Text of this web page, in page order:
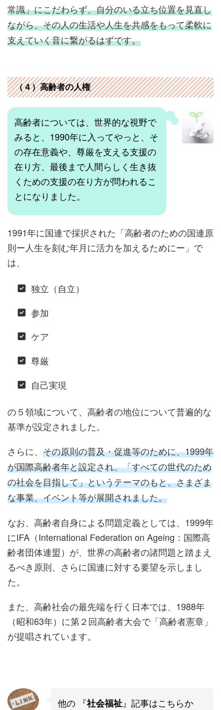
常識」にこだわらず、自分のいる立ち位置を見直し
ながら、その人の生活や人生を共感をもって柔軟に
支えていく音に繋がるはずです。
（４）高齢者の人権
高齢者については、世界的な視野で
みると、1990年に入ってやっと、そ
の存在意義や、尊厳を支える支援の
在り方、最後まで人間らしく生き抜
くための支援の在り方が問われるこ
とになりました。
1991年に国連で採択された「高齢者のための国連原
則ー人生を刻む年月に活力を加えるためにー」で
は、
独立（自立）
参加
ケア
尊厳
自己実現
の５領域について、高齢者の地位について普遍的な
基準が設定されました。
さらに、 その原則の普及・促進等のために、1999年
が国際高齢者年と設定され、「すべての世代のため
の社会を目指して」というテーマのもと、さまざま
な事業、イベント等が展開されました。
なお、高齢者自身による問題定義としては、1999年
にIFA（International Federation on Ageing：国際高
齢者団体連盟）が、世界の高齢者の諸問題と踏まえ
るべき原則、さらに国連に対する要望を示しまし
た。
また、高齢社会の最先端を行く日本では、1988年
（昭和63年）に第２回高齢者大会で「高齢者憲章」
が提唱されています。
他の 『社会福祉』記事はこちらか